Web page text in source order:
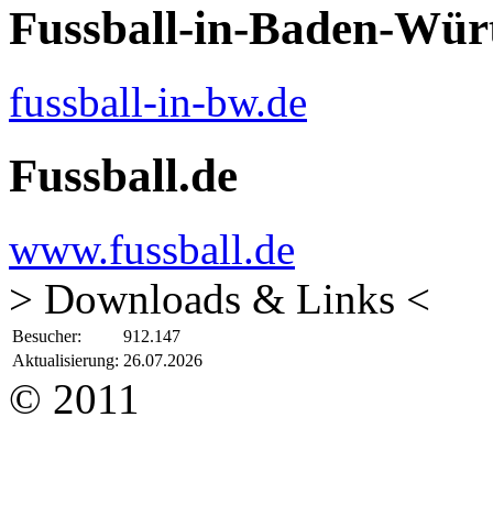
Fussball-in-Baden-
fussball-in-bw.de
Fussball.de
www.fussball.de
> Downloads & Links <
Besucher:
912.147
Aktualisierung: 26.07.2026
© 2011